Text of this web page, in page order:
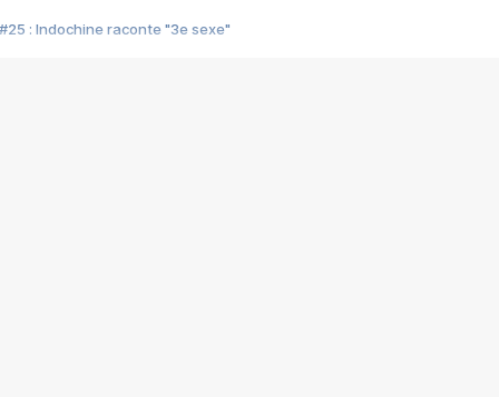
#25 : Indochine raconte "3e sexe"